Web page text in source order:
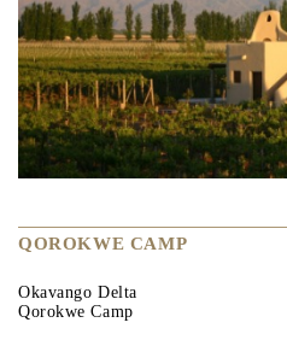
QOROKWE CAMP
Okavango Delta
Qorokwe Camp